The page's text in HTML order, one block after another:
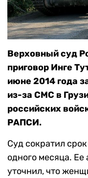
Верховный суд
приговор Инге
июне 2014 года
из-за СМС в
российских
РАПСИ.
Суд сократил
одного месяца.
уточнил, что